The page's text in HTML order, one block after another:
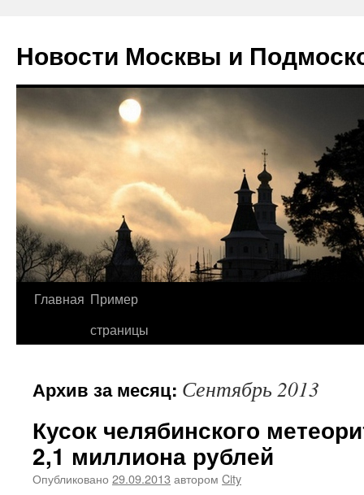
Новости Москвы и
Перейти
Главная Пример
страницы
Архив за месяц: Сентябрь 2013
Кусок челябинского
2,1 миллиона рублей
Опубликовано 29.09.2013 автором City